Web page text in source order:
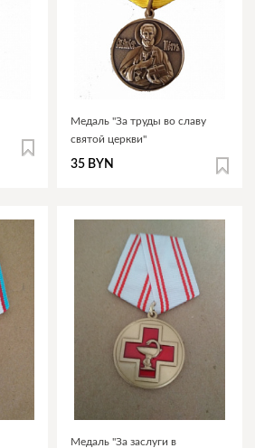
Медаль "За труды во славу
святой церкви"
35 BYN
Медаль "За заслуги в